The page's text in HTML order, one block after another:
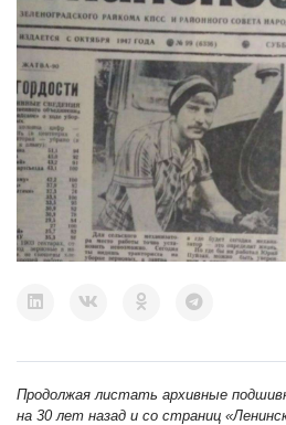
Продолжая листать архивные
на 30 лет назад и со страниц